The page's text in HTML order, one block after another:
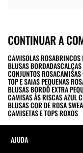
CONTINUAR A
CAMISOLAS ROSABRINCOS
BLUSAS BORDADAS
CONJUNTOS ROSA
TOP E SAIAS PEQUENAS
BLUSAS BORDÔ EXTRA
CAMISAS ÀS RISCAS AZUL
BLUSAS COR DE ROSA
CAMISETAS E TOPS ROXOS
AJUDA